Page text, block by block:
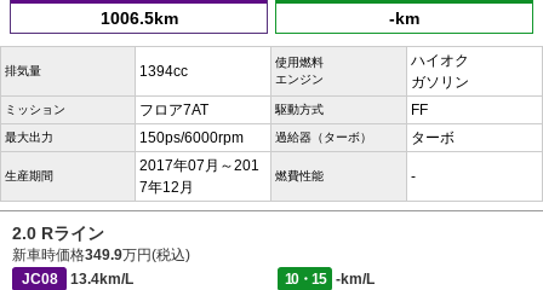
1006.5km -km
排気量 1394cc
使用燃料
エンジン
ハイオク
ガソリン
ミッション フロア7AT 駆動方式 FF
最大出力 150ps/6000rpm 過給器（ターボ） ターボ
生産期間
2017年07月～201
7年12月
燃費性能 -
2.0 Rライン
新車時価格349.9万円(税込)
JC08
13.4km/L 10・15
-km/L